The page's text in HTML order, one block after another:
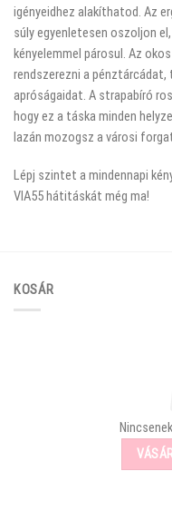
igényeidhez alakíthatod. Az
súly egyenletesen oszoljon
kényelemmel párosul. Az
rendszerezni a
apróságaidat. A strapabíró
hogy ez a táska minden
lazán mozogsz a városi
Lépj szintet a mindennapi
VIA55 hátitáskát még ma!
KOSÁR